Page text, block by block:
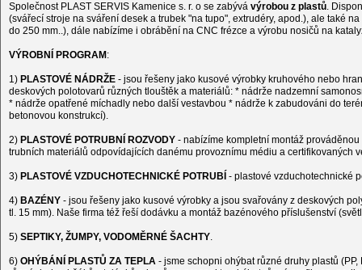
Společnost PLAST SERVIS Kamenice s. r. o se zabývá výrobou z plastů.
(svářecí stroje na sváření desek a trubek "na tupo", extrudéry, apod.), ale také
do 250 mm..), dále nabízíme i obrábění na CNC frézce a výrobu nosičů na
VÝROBNÍ PROGRAM :
1) PLASTOVÉ NÁDRŽE - jsou řešeny jako kusové výrobky kruhového nebo
deskových polotovarů různých tlouštěk a materiálů: * nádrže nadzemní
* nádrže opatřené míchadly nebo další vestavbou * nádrže k zabudováni do
betonovou konstrukcí).
2) PLASTOVÉ POTRUBNÍ ROZVODY - nabízíme kompletní montáž
trubních materiálů odpovídajících danému provoznímu médiu a certifikovaných
3) PLASTOVÉ VZDUCHOTECHNICKÉ POTRUBÍ - plastové vzduchotechnické
4) BAZÉNY - jsou řešeny jako kusové výrobky a jsou svařovány z deskových
tl. 15 mm). Naše firma též řeší dodávku a montáž bazénového příslušenství
5) SEPTIKY, ŽUMPY, VODOMĚRNÉ ŠACHTY.
6) OHÝBÁNÍ PLASTŮ ZA TEPLA - jsme schopni ohýbat různé druhy plastů